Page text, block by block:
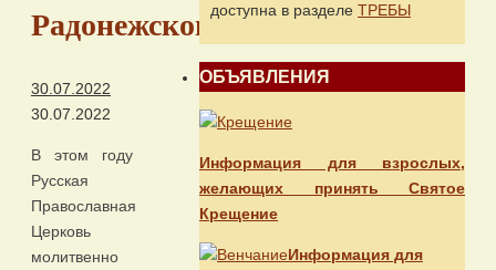
Радонежского
30.07.2022
30.07.2022
В этом году
Русская
Православная
Церковь
молитвенно
доступна в разделе ТРЕБЫ
ОБЪЯВЛЕНИЯ
Информация для взрослых,
желающих принять Святое
Крещение
Информация для